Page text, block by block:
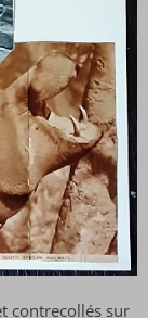
contrecollés sur